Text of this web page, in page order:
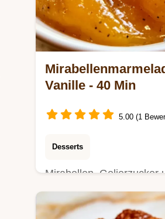
Vanille - 40 Min
5.00 (1
Desserts
Mirabellen, Gelierzucker
Vanilleschote ergeben
Mirabellenmarmelade